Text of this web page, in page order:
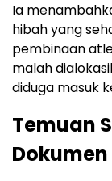
Ia
hibah yang
pembinaan
malah
diduga masuk
Temuan